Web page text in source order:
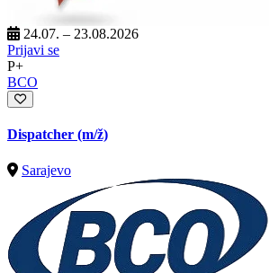
24.07. – 23.08.2026
Prijavi se
P+
BCO
Dispatcher (m/ž)
Sarajevo